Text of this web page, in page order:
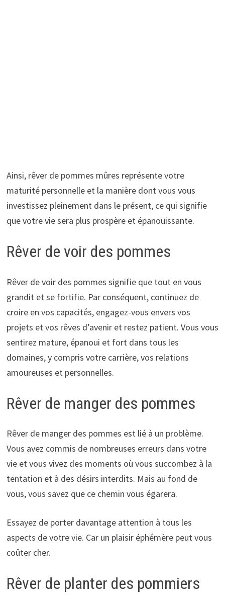
Ainsi, rêver de pommes mûres représente votre
maturité personnelle et la manière dont vous vous
investissez pleinement dans le présent, ce qui signifie
que votre vie sera plus prospère et épanouissante.
Rêver de voir des pommes
Rêver de voir des pommes signifie que tout en vous
grandit et se fortifie. Par conséquent, continuez de
croire en vos capacités, engagez-vous envers vos
projets et vos rêves d’avenir et restez patient. Vous vous
sentirez mature, épanoui et fort dans tous les
domaines, y compris votre carrière, vos relations
amoureuses et personnelles.
Rêver de manger des pommes
Rêver de manger des pommes est lié à un problème.
Vous avez commis de nombreuses erreurs dans votre
vie et vous vivez des moments où vous succombez à la
tentation et à des désirs interdits. Mais au fond de
vous, vous savez que ce chemin vous égarera.
Essayez de porter davantage attention à tous les
aspects de votre vie. Car un plaisir éphémère peut vous
coûter cher.
Rêver de planter des pommiers